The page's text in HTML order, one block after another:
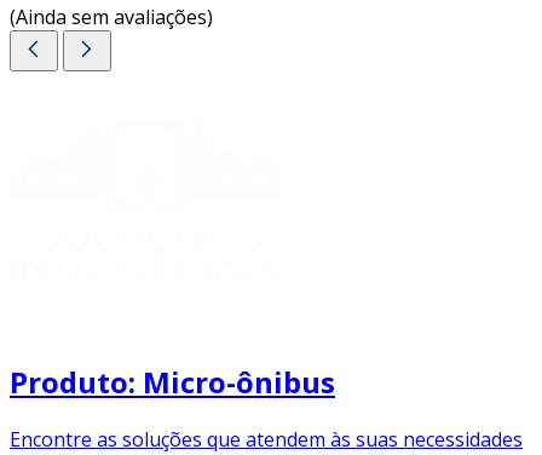
(Ainda sem avaliações)
Produto: Micro-ônibus
Encontre as soluções que atendem às suas necessidades